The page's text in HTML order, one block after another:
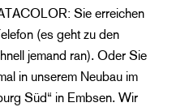
Sie erreichen
(es geht zu den
jemand ran). Oder Sie
in unserem Neubau im
Süd“ in Embsen. Wir